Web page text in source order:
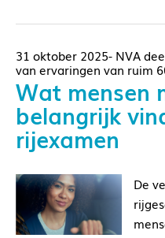
31 oktober 2025- NVA
van ervaringen van ruim
Wat mensen
belangrijk
rijexamen
De